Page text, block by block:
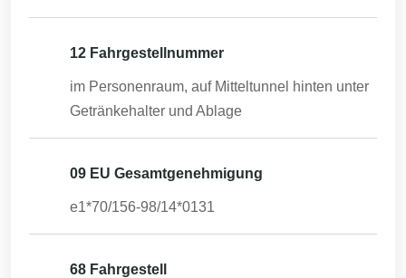
12 Fahrgestellnummer
im Personenraum, auf Mitteltunnel hinten unter
Getränkehalter und Ablage
09 EU Gesamtgenehmigung
e1*70/156-98/14*0131
68 Fahrgestell